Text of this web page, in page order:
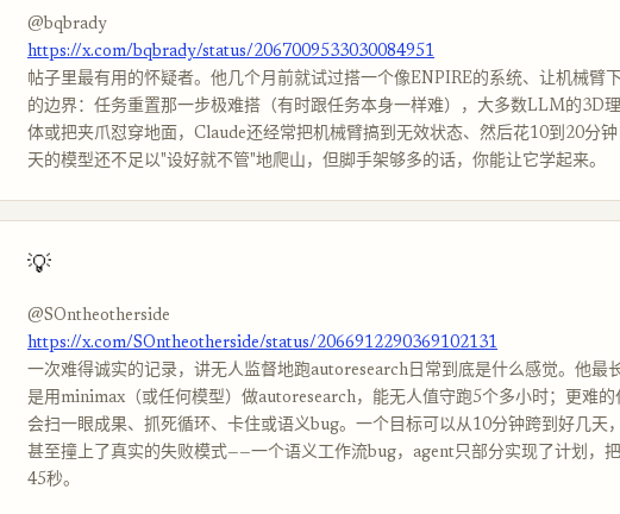
@bqbrady
https://x.com/bqbrady/status/2067009533030084951
帖子里最有用的怀疑者。他几个月前就试过搭一个像ENPIRE的系统、让机械臂
的边界：任务重置那一步极难搭（有时跟任务本身一样难），大多数LLM的3D
体或把夹爪怼穿地面，Claude还经常把机械臂搞到无效状态、然后花10到20分
天的模型还不足以"设好就不管"地爬山，但脚手架够多的话，你能让它学起来。
💡
@SOntheotherside
https://x.com/SOntheotherside/status/2066912290369102131
一次难得诚实的记录，讲无人监督地跑autoresearch日常到底是什么感觉。他最
是用minimax（或任何模型）做autoresearch，能无人值守跑5个多小时；更难的
会扫一眼成果、抓死循环、卡住或语义bug。一个目标可以从10分钟跨到好几天
甚至撞上了真实的失败模式——一个语义工作流bug，agent只部分实现了计划，
45秒。